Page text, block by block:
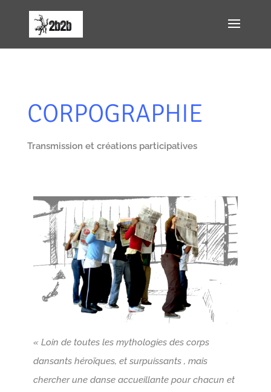
CORPOGRAPHIE
Transmission et créations participatives
« Loin de toutes les mythologies des corps
dansants héroïques, et surpuissants , mais
chercher une danse accueillante pour chacun et